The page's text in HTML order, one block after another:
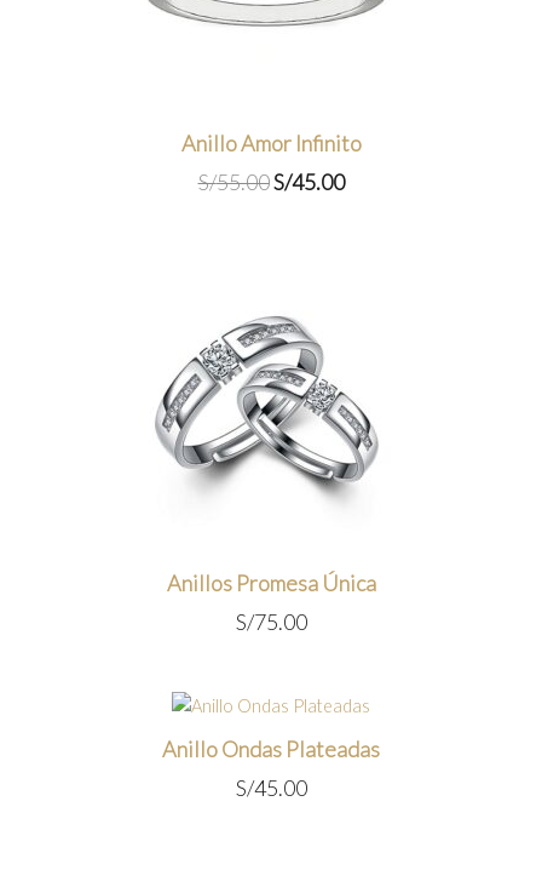
Anillo Amor Infinito
S/55.00El
S/45.00El
Anillos Promesa Única
S/75.00
Anillo Ondas Plateadas
S/45.00